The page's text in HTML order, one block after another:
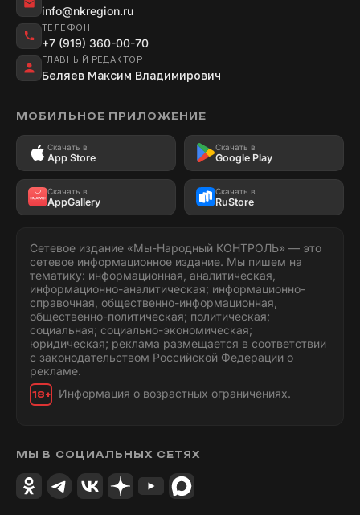
info@nkregion.ru
ТЕЛЕФОН
+7 (919) 360-00-70
ГЛАВНЫЙ РЕДАКТОР
Беляев Максим Владимирович
МОБИЛЬНОЕ ПРИЛОЖЕНИЕ
Скачать в
App Store
Скачать в
Google Play
Скачать в
AppGallery
Скачать в
RuStore
Сетевое издание «Мы-Народный КОНТРОЛЬ» — это
сетевое информационное издание. Мы пишем на
тематику: информационная, аналитическая,
информационно-аналитическая; информационно-
справочная, общественно-информационная,
общественно-политическая; политическая;
социальная; социально-экономическая;
юридическая; реклама размещается в соответствии
с законодательством Российской Федерации о
рекламе.
18+ Информация о возрастных ограничениях.
МЫ В СОЦИАЛЬНЫХ СЕТЯХ